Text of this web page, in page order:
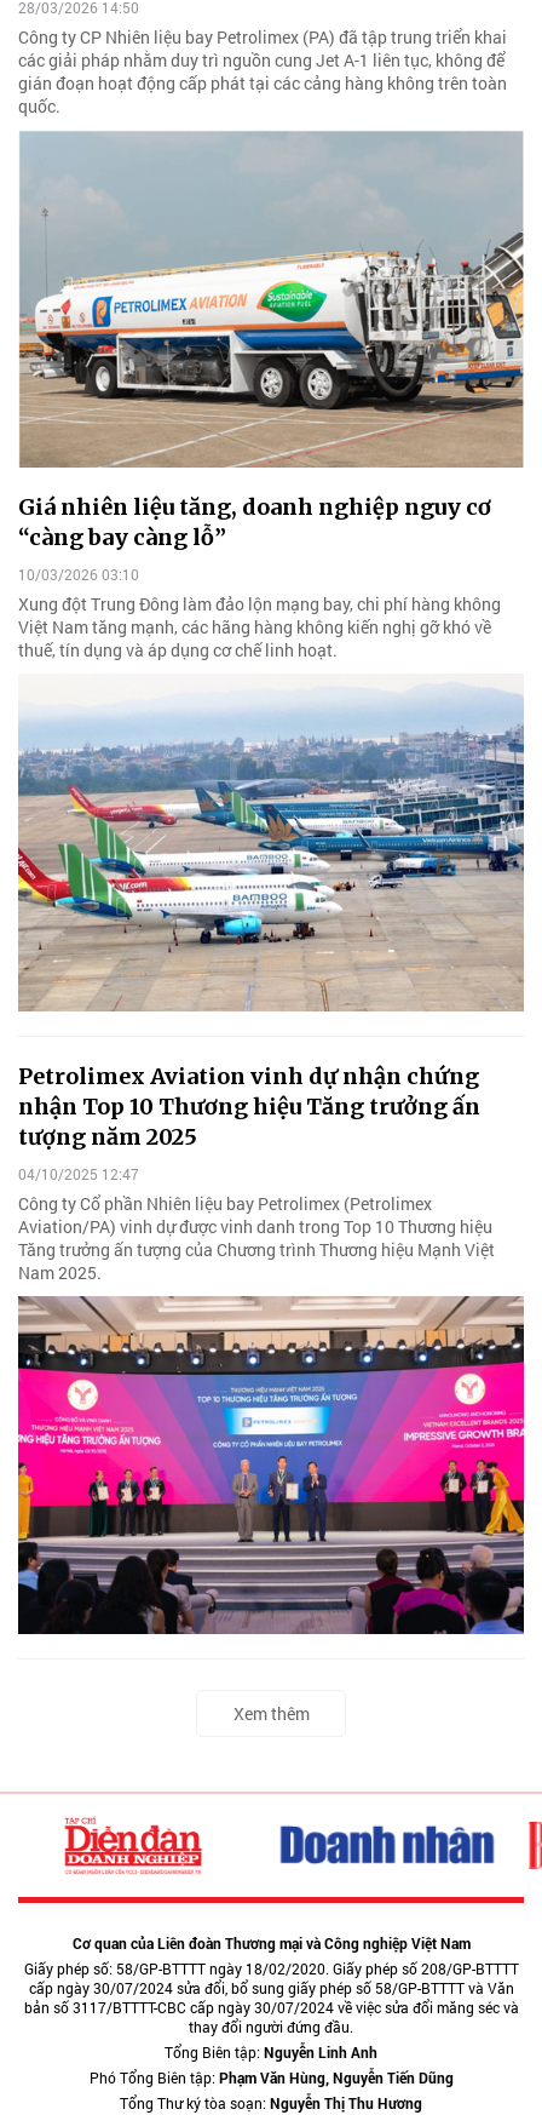
28/03/2026 14:50
Công ty CP Nhiên liệu bay Petrolimex (PA) đã tập trung triển khai
các giải pháp nhằm duy trì nguồn cung Jet A-1 liên tục, không để
gián đoạn hoạt động cấp phát tại các cảng hàng không trên toàn
quốc.
Giá nhiên liệu tăng, doanh nghiệp nguy cơ
“càng bay càng lỗ”
10/03/2026 03:10
Xung đột Trung Đông làm đảo lộn mạng bay, chi phí hàng không
Việt Nam tăng mạnh, các hãng hàng không kiến nghị gỡ khó về
thuế, tín dụng và áp dụng cơ chế linh hoạt.
Petrolimex Aviation vinh dự nhận chứng
nhận Top 10 Thương hiệu Tăng trưởng ấn
tượng năm 2025
04/10/2025 12:47
Công ty Cổ phần Nhiên liệu bay Petrolimex (Petrolimex
Aviation/PA) vinh dự được vinh danh trong Top 10 Thương hiệu
Tăng trưởng ấn tượng của Chương trình Thương hiệu Mạnh Việt
Nam 2025.
Xem thêm
Cơ quan của Liên đoàn Thương mại và Công nghiệp Việt Nam
Giấy phép số: 58/GP-BTTTT ngày 18/02/2020. Giấy phép số 208/GP-BTTTT
cấp ngày 30/07/2024 sửa đổi, bổ sung giấy phép số 58/GP-BTTTT và Văn
bản số 3117/BTTTT-CBC cấp ngày 30/07/2024 về việc sửa đổi măng séc và
thay đổi người đứng đầu.
Tổng Biên tập:Nguyễn Linh Anh
Phó Tổng Biên tập:Phạm Văn Hùng, Nguyễn Tiến Dũng
Tổng Thư ký tòa soạn:Nguyễn Thị Thu Hương